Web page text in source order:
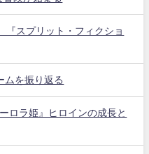
『スプリット・フィクショ
ムを振り返る
ロラ姫』ヒロインの成長と